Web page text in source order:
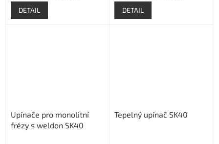
DETAIL
DETAIL
Upínače pro monolitní
frézy s weldon SK40
Tepelný upínač SK40